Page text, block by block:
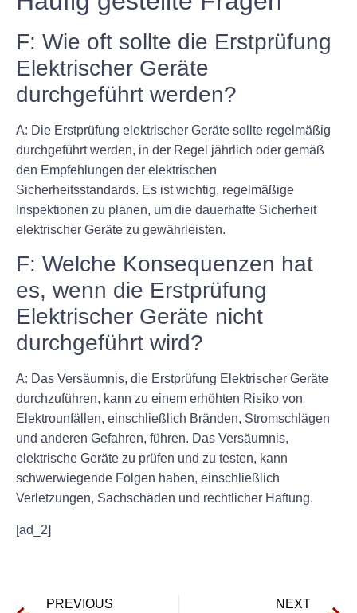
F: Wie oft sollte die Erstprüfung
Elektrischer Geräte
durchgeführt werden?
A: Die Erstprüfung elektrischer Geräte sollte regelmäßig
durchgeführt werden, in der Regel jährlich oder gemäß
den Empfehlungen der elektrischen
Sicherheitsstandards. Es ist wichtig, regelmäßige
Inspektionen zu planen, um die dauerhafte Sicherheit
elektrischer Geräte zu gewährleisten.
F: Welche Konsequenzen hat
es, wenn die Erstprüfung
Elektrischer Geräte nicht
durchgeführt wird?
A: Das Versäumnis, die Erstprüfung Elektrischer Geräte
durchzuführen, kann zu einem erhöhten Risiko von
Elektrounfällen, einschließlich Bränden, Stromschlägen
und anderen Gefahren, führen. Das Versäumnis,
elektrische Geräte zu prüfen und zu testen, kann
schwerwiegende Folgen haben, einschließlich
Verletzungen, Sachschäden und rechtlicher Haftung.
[ad_2]
PREVIOUS NEXT